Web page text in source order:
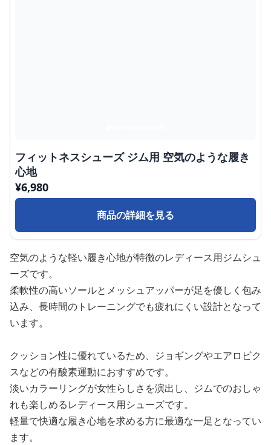
フィットネスシューズ ジム用 空気のような履き
心地
¥6,980
商品の詳細を見る
空気のような軽い履き心地が特徴のレディース用ジムシュ
ーズです。
柔軟性の高いソールとメッシュアッパーが足を優しく包み
込み、長時間のトレーニングでも疲れにくい設計となって
います。
クッション性に優れているため、ジョギングやエアロビク
スなどの有酸素運動におすすめです。
淡いカラーリングが女性らしさを演出し、ジムでのおしゃ
れも楽しめるレディース用シューズです。
軽量で快適な履き心地を求める方に最適な一足となってい
ます。